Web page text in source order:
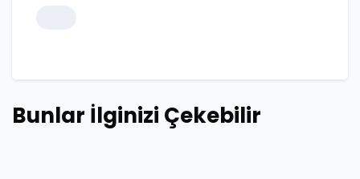
Bunlar İlginizi Çekebilir